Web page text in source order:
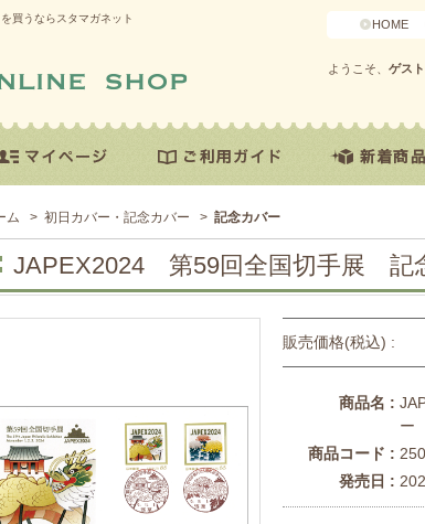
うならスタマガネット HOME
ようこそ、 ゲス
ム > 初日カバー・記念カバー > 記念カバー
JAPEX2024 第59回全国切手展 記
販売価格(税込) :
商品名 :
ー
商品コード :
発売日 :